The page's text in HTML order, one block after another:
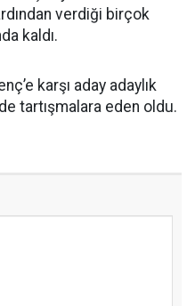
verdiği birçok
kaldı.
karşı aday adaylık
tartışmalara eden oldu.